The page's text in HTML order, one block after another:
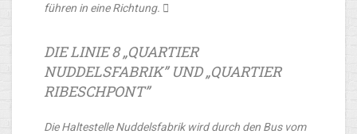
führen in eine Richtung. 
DIE LINIE 8 „QUARTIER
NUDDELSFABRIK” UND „QUARTIER
RIBESCHPONT”
Die Haltestelle Nuddelsfabrik wird durch den Bus vom